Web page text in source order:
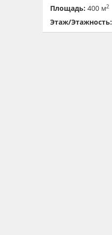
Площадь: 400 м2
Этаж/Этажность: